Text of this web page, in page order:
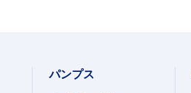
パンプス